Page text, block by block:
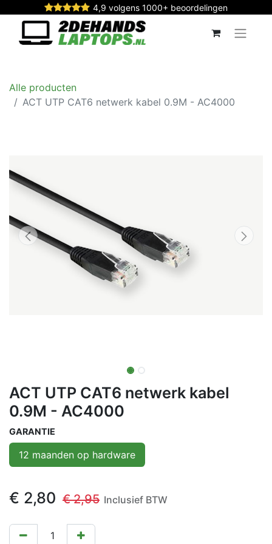
4,9 volgens 1000+ beoordelingen
Alle producten
ACT UTP CAT6 netwerk kabel 0.9M - AC4000
ACT UTP CAT6 netwerk kabel
0.9M - AC4000
GARANTIE
12 maanden op hardware
€ 2,80 €2,95 Inclusief BTW